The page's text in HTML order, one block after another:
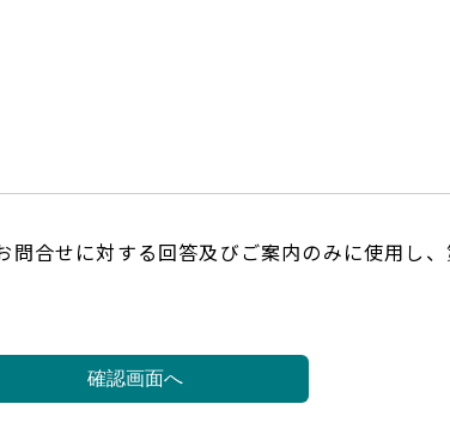
合せに対する回答及びご案内のみに使用し